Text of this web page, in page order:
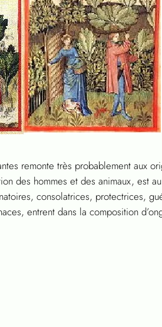
remonte très probablement aux
des hommes et des animaux, est
consolatrices, protectrices,
entrent dans la composition